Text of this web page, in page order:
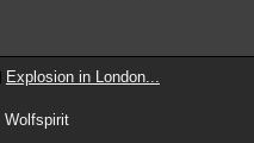
Explosion in London...
Wolfspirit